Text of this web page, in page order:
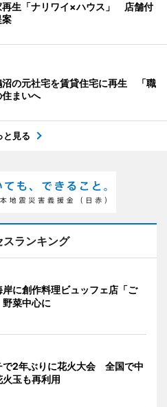
再生「ナリワイ×ハウス」 店舗付
案
沼の元社宅を賃貸住宅に再生 「職
まいへ
と見る
スランキング
に創作料理ビュッフェ店「ご
菜中心に
で2年ぶりに花火大会 全国で中
火玉も再利用